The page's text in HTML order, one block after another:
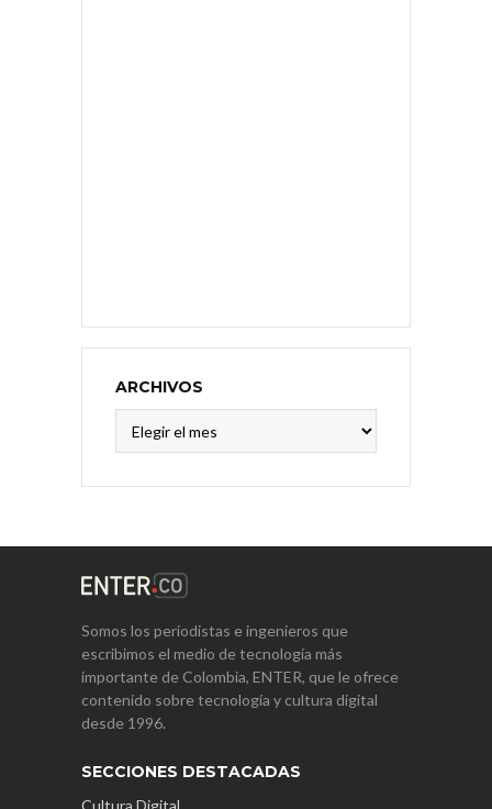
ARCHIVOS
Somos los periodistas e ingenieros que
escribimos el medio de tecnología más
importante de Colombia, ENTER, que le ofrece
contenido sobre tecnología y cultura digital
desde 1996.
SECCIONES DESTACADAS
Cultura Digital